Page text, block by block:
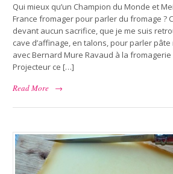
Qui mieux qu’un Champion du Monde et
France fromager pour parler du fromage ?
devant aucun sacrifice, que je me suis
cave d’affinage, en talons, pour parler
avec Bernard Mure Ravaud à la fromagerie
Projecteur ce […]
Read More
→